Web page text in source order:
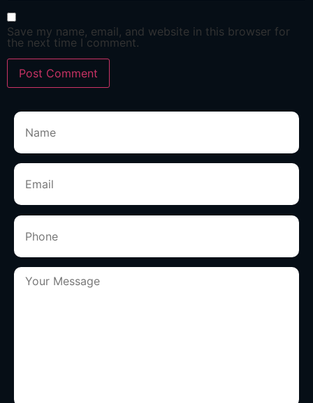
Save my name, email, and website in this browser for
the next time I comment.